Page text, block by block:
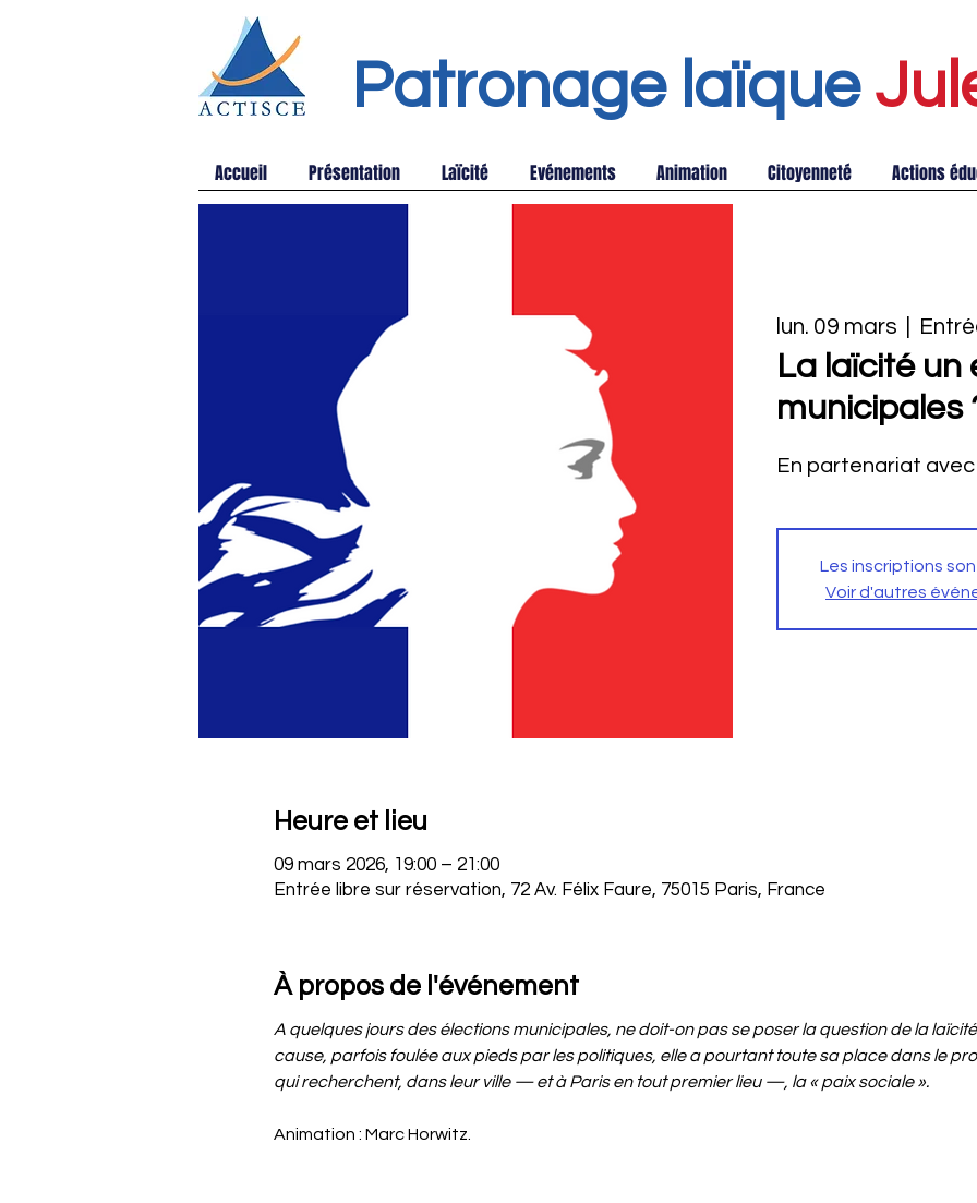
Patronage laïque
Accueil Présentation Laïcité Evénements Animation Citoyenneté Actions
lun. 09 mars
La laïcité un
municipales
En partenariat
Les inscriptions
Voir d'autres
Heure et lieu
09 mars 2026, 19:00 – 21:00
Entrée libre sur réservation, 72 Av. Félix Faure, 75015 Paris, France
À propos de l'événement
A quelques jours des élections municipales, ne doit-on pas se poser la question de la
cause, parfois foulée aux pieds par les politiques, elle a pourtant toute sa place dans le
qui recherchent, dans leur ville — et à Paris en tout premier lieu —, la « paix sociale ».
Animation : Marc Horwitz.